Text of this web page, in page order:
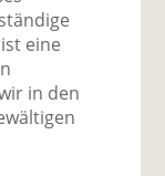
eine
in den